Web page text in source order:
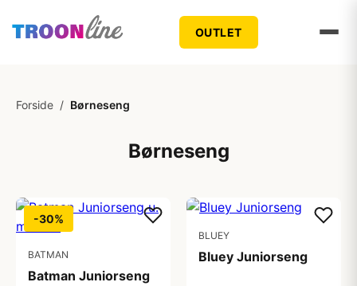
OUTLET
Forside / Børneseng
Børneseng
-30%
BATMAN
Batman Juniorseng
BLUEY
Bluey Juniorseng